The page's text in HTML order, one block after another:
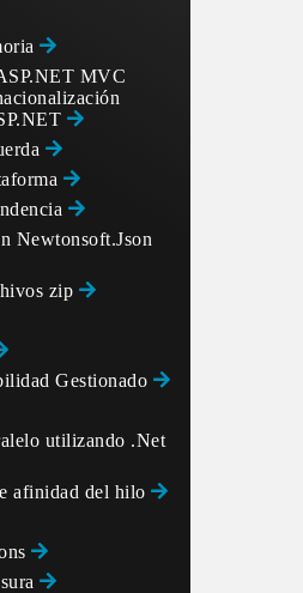
MVC
Newtonsoft.Json
zip
Gestionado
utilizando .Net
afinidad del hilo